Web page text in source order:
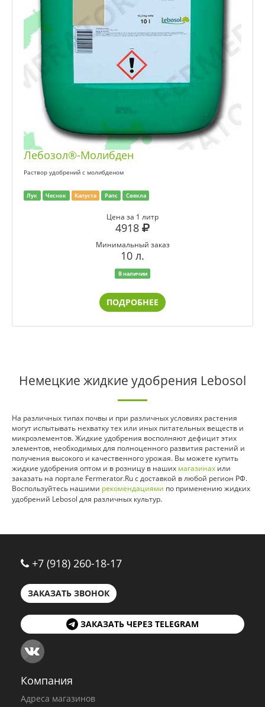
Лебозол®-Молибден
Раствор удобрений с молибденом
Лук Чеснок Капуста Рапс Свекла
Цена за 1 литр
4918
Минимальный заказ
10 л.
В наличии
ПОДРОБНЕЕ
Немецкие жидкие удобрения Lebosol
На различных типах почвы и при различных условиях растения
могут испытывать нехватку тех или иных питательных веществ и
микроэлементов. Жидкие удобрения восполняют дефицит этих
элементов, необходимых для полноценного развития растений и
получения высокого и качественного урожая. Вы можете купить
жидкие удобрения оптом и в розницу в наших магазинах или
заказать на портале Fermerator.Ru с доставкой в любой регион РФ.
Воспользуйтесь нашими рекомендациями по применению жидких
удобрений Lebosol для различных культур.
+7 (918) 260-18-17
ЗАКАЗАТЬ ЗВОНОК
ЗАКАЗАТЬ ЧЕРЕЗ TELEGRAM
Компания
Адреса магазинов